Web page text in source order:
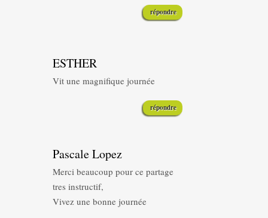
répondre
ESTHER
Vit une magnifique journée
répondre
Pascale Lopez
Merci beaucoup pour ce partage
tres instructif,
Vivez une bonne journée